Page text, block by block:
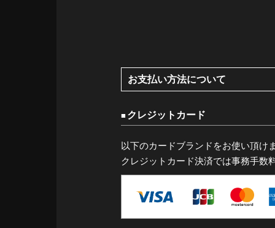
お支払い方法について
クレジットカード
以下のカードブランドをお使い頂け
クレジットカード決済では事務手数